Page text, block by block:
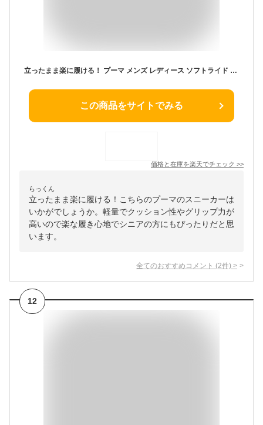
立ったまま楽に履ける！ プーマ メンズ レディース ソフトライド フレックス レース イーズイン スニーカー シューズ ゴム紐 ハンズフリーシューズ ホワイト 白 ブラック 黒 ベージュ 送料無料 PUMA 311996
この商品をサイトでみる
価格と在庫を楽天でチェック >>
らっくん
立ったまま楽に履ける！こちらのプーマのスニーカーは
いかがでしょうか。軽量でクッション性やグリップ力が
高いので楽な履き心地でシニアの方にもぴったりだと思
います。
全てのおすすめコメント (2件) >
12